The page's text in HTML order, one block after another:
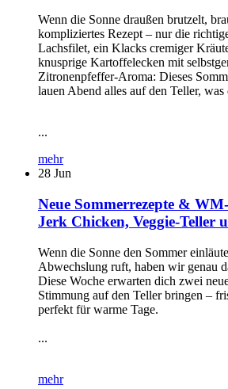
Wenn die Sonne draußen brutzelt,
kompliziertes Rezept – nur die
Lachsfilet, ein Klacks cremiger
knusprige Kartoffelecken mit
Zitronenpfeffer-Aroma: Dieses
lauen Abend alles auf den Teller, was
...
mehr
28 Jun
Neue Sommerrezepte &
Jerk Chicken, Veggie-Teller
Wenn die Sonne den Sommer
Abwechslung ruft, haben wir genau
Diese Woche erwarten dich zwei
Stimmung auf den Teller bringen –
perfekt für warme Tage.
...
mehr